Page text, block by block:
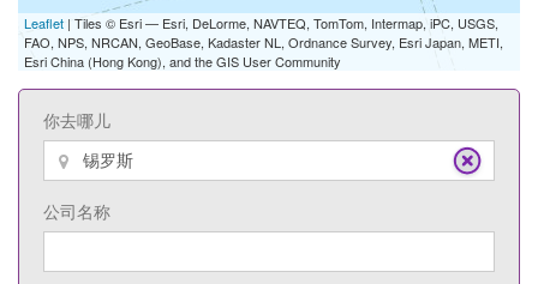
Leaflet | Tiles © Esri — Esri, DeLorme, NAVTEQ, TomTom, Intermap, iPC, USGS,
FAO, NPS, NRCAN, GeoBase, Kadaster NL, Ordnance Survey, Esri Japan, METI,
Esri China (Hong Kong), and the GIS User Community
你去哪儿
公司名称